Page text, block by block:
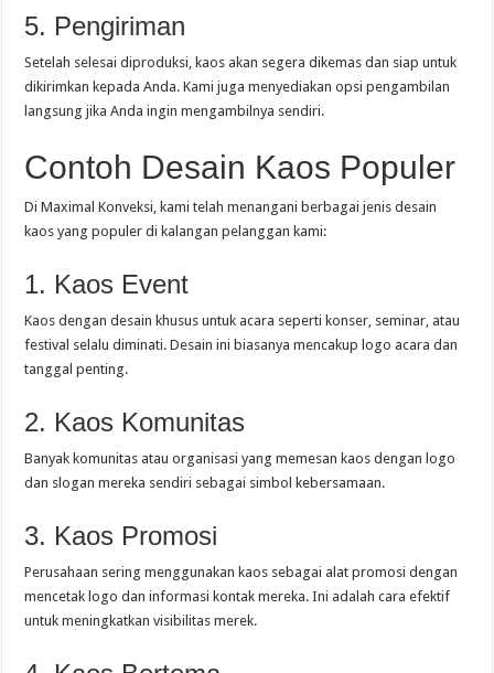
5. Pengiriman
Setelah selesai diproduksi, kaos akan segera dikemas dan siap untuk
dikirimkan kepada Anda. Kami juga menyediakan opsi pengambilan
langsung jika Anda ingin mengambilnya sendiri.
Contoh Desain Kaos Populer
Di Maximal Konveksi, kami telah menangani berbagai jenis desain
kaos yang populer di kalangan pelanggan kami:
1. Kaos Event
Kaos dengan desain khusus untuk acara seperti konser, seminar, atau
festival selalu diminati. Desain ini biasanya mencakup logo acara dan
tanggal penting.
2. Kaos Komunitas
Banyak komunitas atau organisasi yang memesan kaos dengan logo
dan slogan mereka sendiri sebagai simbol kebersamaan.
3. Kaos Promosi
Perusahaan sering menggunakan kaos sebagai alat promosi dengan
mencetak logo dan informasi kontak mereka. Ini adalah cara efektif
untuk meningkatkan visibilitas merek.